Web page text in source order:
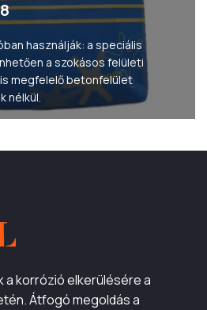
használják: a speciális
a szokásos felületi
megfelelő betonfelület
nélkül.
a korrózió elkerülésére a
Átfogó megoldás a